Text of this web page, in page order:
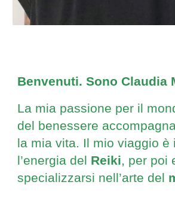
Benvenuti. Sono Claudia
La mia passione per il
del benessere
la mia vita. Il mio viaggio è
l’energia del Reiki, per poi
specializzarsi nell’arte del